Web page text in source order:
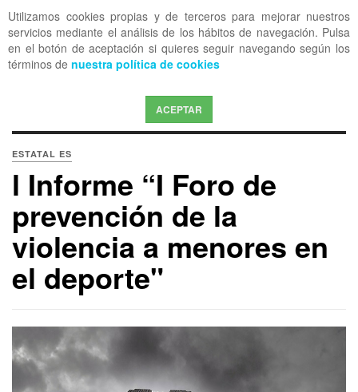
Utilizamos cookies propias y de terceros para mejorar nuestros
servicios mediante el análisis de los hábitos de navegación. Pulsa
en el botón de aceptación si quieres seguir navegando según los
términos de nuestra política de cookies
ACEPTAR
OFF CANVAS
ESTATAL ES
l Informe “I Foro de
prevención de la
violencia a menores en
el deporte"